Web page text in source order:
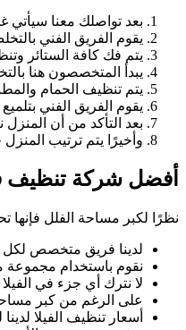
بعد تواصلك معنا سيأتي
يقوم الفريق الفني
يتم فك كافة الستائر
يبدأ المتخصصون هنا
يتم تنظيف الحمام
يقوم الفريق الفني
بعد التأكد من أن
وأخيرًا يتم ترتيب المنزل
أفضل شركة تنظيف
نظرًا لكبر مساحة الفلل فإنها
لدينا فريق متخصص لكل
نقوم باستخدام مجموعة
لا نترك أي جزء في
على الرغم من كبر
أسعار تنظيف الفيلا